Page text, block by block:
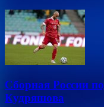
Сборная России
Кудряшова